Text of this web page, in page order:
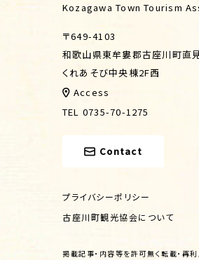
Kozagawa Town Tourism
〒649-4103
和歌山県東牟婁郡古座川町直
くれあそび中央棟2F西
Access
TEL 0735-70-1275
Contact
プライバシーポリシー
古座川町観光協会について
掲載記事・内容等を許可無く転載・再利